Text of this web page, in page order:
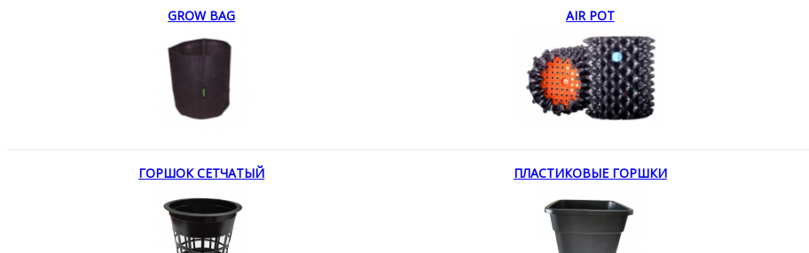
GROW BAG AIR POT
ГОРШОК СЕТЧАТЫЙ ПЛАСТИКОВЫЕ ГОРШКИ